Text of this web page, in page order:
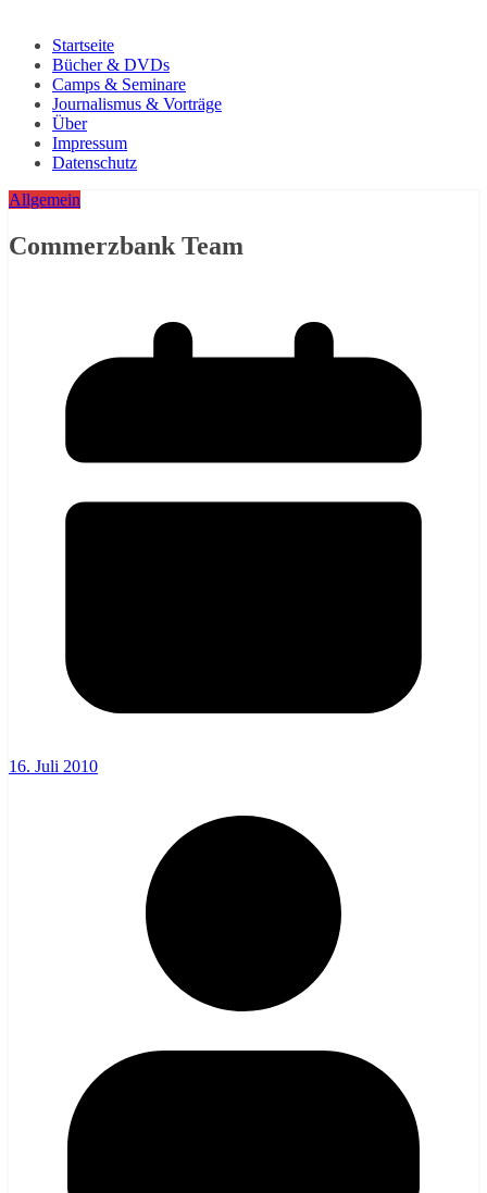
Startseite
Bücher & DVDs
Camps & Seminare
Journalismus & Vorträge
Über
Impressum
Datenschutz
Allgemein
Commerzbank Team
16. Juli 2010